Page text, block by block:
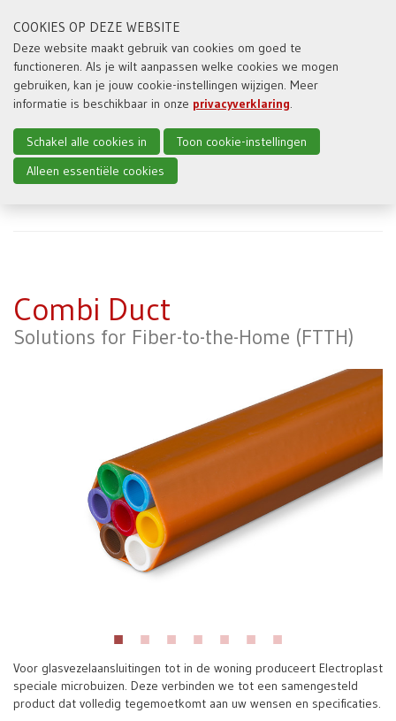
Combi Duct
Solutions for Fiber-to-the-Home (FTTH)
Voor glasvezelaansluitingen tot in de woning produceert Electroplast
speciale microbuizen. Deze verbinden we tot een samengesteld
product dat volledig tegemoetkomt aan uw wensen en specificaties.
COOKIES OP DEZE WEBSITE
Deze website maakt gebruik van cookies om goed te
functioneren. Als je wilt aanpassen welke cookies we mogen
gebruiken, kan je jouw cookie-instellingen wijzigen. Meer
informatie is beschikbaar in onze privacyverklaring.
Schakel alle cookies in
Toon cookie-instellingen
Alleen essentiële cookies